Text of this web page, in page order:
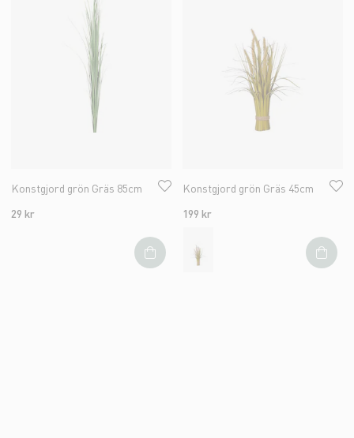
Konstgjord grön Gräs 85cm
29 kr
Konstgjord grön Gräs 45cm
199 kr